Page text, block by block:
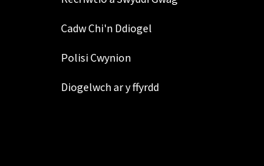
Cadw Chi'n Ddiogel
Polisi Cwynion
Diogelwch ar y ffyrdd